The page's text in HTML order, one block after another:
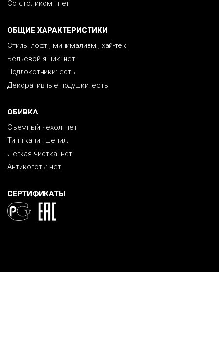
Со столиком : нет
ОБЩИЕ ХАРАКТЕРИСТИКИ
Стиль: лофт , минимализм , хай-тек
Бельевой ящик: нет
Подлокотники: есть
Декоративные подушки: есть
ОБИВКА
Съемный чехол: нет
Тип ткани : шенилл
Легкая чистка: нет
Антикоготь: нет
СЕРТИФИКАТЫ